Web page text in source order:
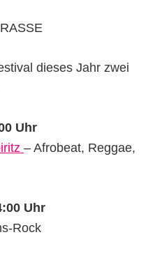
dieses Jahr zwei
Uhr
– Afrobeat, Reggae,
Uhr
Rock